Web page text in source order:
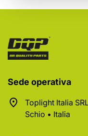
Sede operativa
Toplight Italia
Schio • Italia